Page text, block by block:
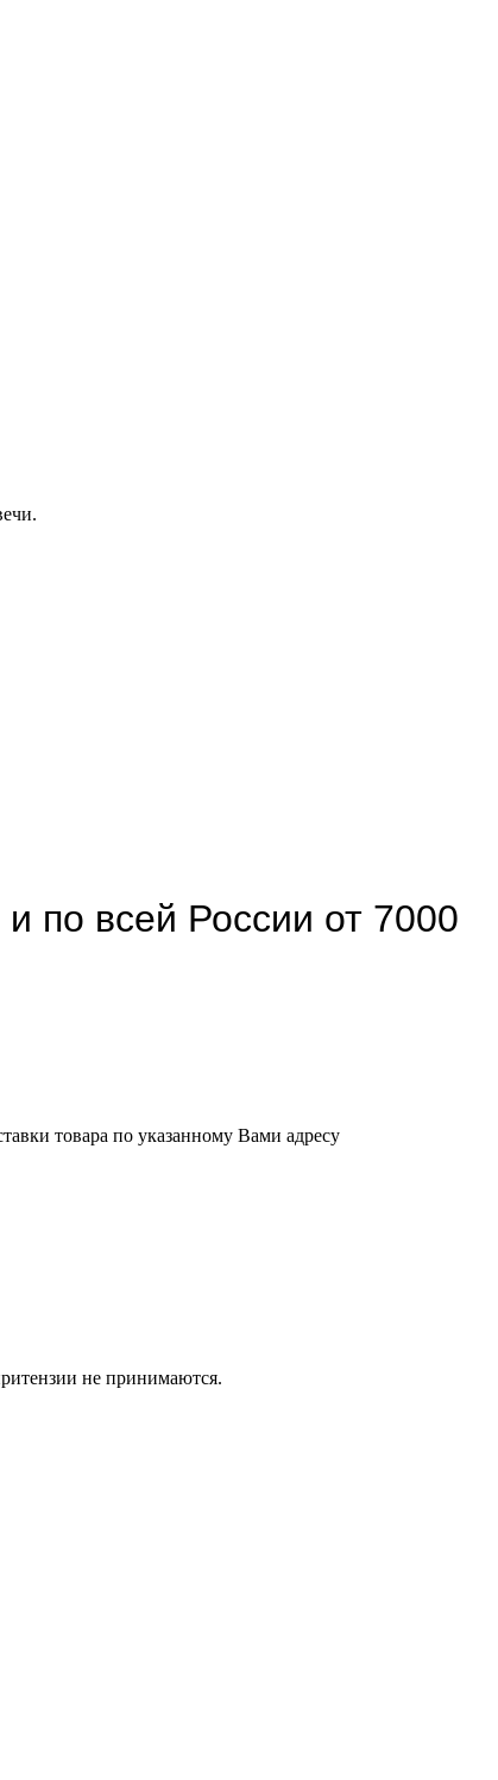
по всей России от 7000
товара по указанному Вами адресу
не принимаются.